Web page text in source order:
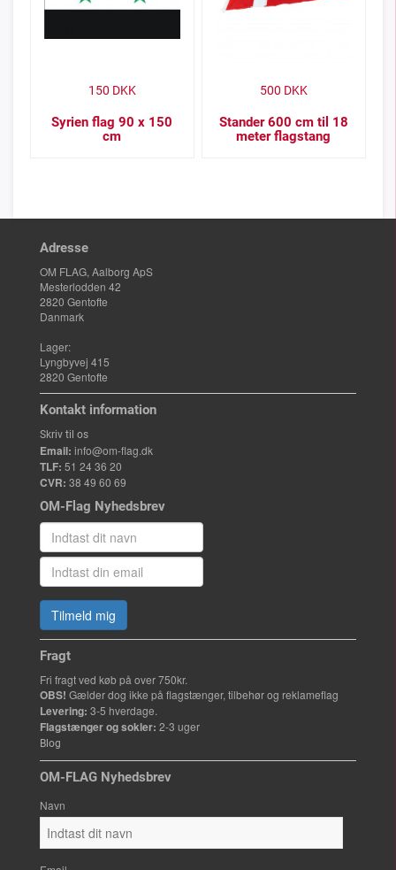
Syrien flag 90 x 150
cm
150 DKK
Stander 600 cm til 18
meter flagstang
500 DKK
Adresse
OM FLAG, Aalborg ApS
Mesterlodden 42
2820 Gentofte
Danmark
Lager:
Lyngbyvej 415
2820 Gentofte
Kontakt information
Skriv til os
Email: info@om-flag.dk
TLF: 51 24 36 20
CVR: 38 49 60 69
OM-Flag Nyhedsbrev
Tilmeld mig
Fragt
Fri fragt ved køb på over 750kr.
OBS! Gælder dog ikke på flagstænger, tilbehør og reklameflag
Levering: 3-5 hverdage.
Flagstænger og sokler: 2-3 uger
Blog
OM-FLAG Nyhedsbrev
Navn